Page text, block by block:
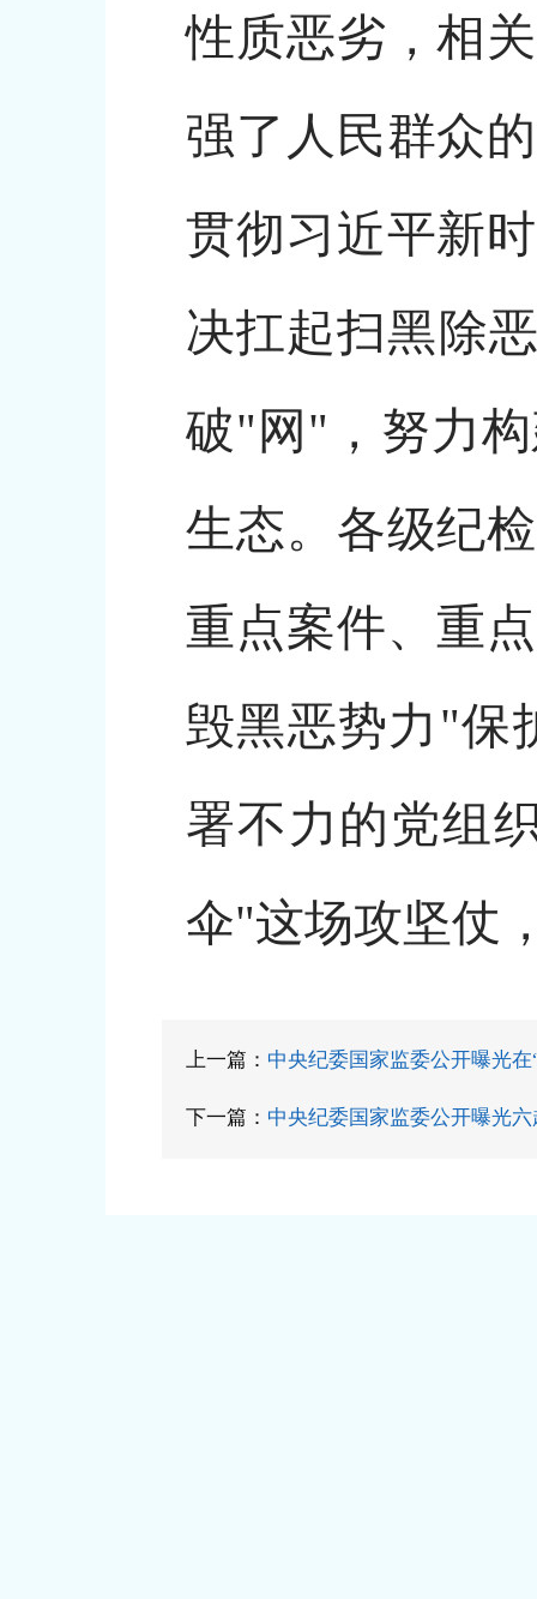
性质恶劣，相
强了人民群众
贯彻习近平新
决扛起扫黑除
破"网"，努力
生态。各级纪
重点案件、重
毁黑恶势力"保
署不力的党组
伞"这场攻坚仗
上一篇： 中央纪委国家监委公开曝光
下一篇： 中央纪委国家监委公开曝光